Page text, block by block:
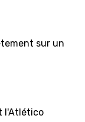
sur un
l'Atlético